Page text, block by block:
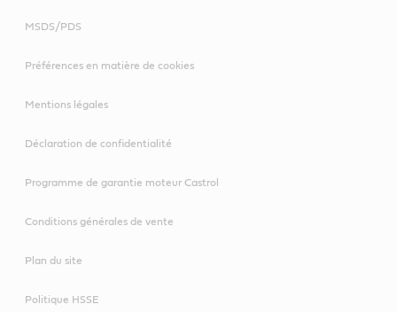
MSDS/PDS
Préférences en matière de cookies
Mentions légales
Déclaration de confidentialité
Programme de garantie moteur Castrol
Conditions générales de vente
Plan du site
Politique HSSE